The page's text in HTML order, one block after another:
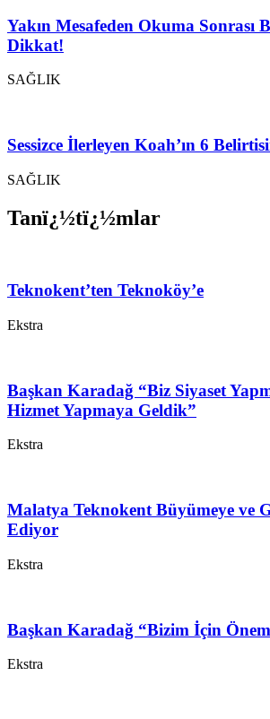
Yakın Mesafeden Okuma Sonrası
Dikkat!
SAĞLIK
Sessizce İlerleyen Koah’ın 6
SAĞLIK
Tanï¿½tï¿½mlar
Teknokent’ten Teknoköy’e
Ekstra
Başkan Karadağ “Biz Siyaset
Hizmet Yapmaya Geldik”
Ekstra
Malatya Teknokent Büyümeye ve
Ediyor
Ekstra
Başkan Karadağ “Bizim İçin
Ekstra